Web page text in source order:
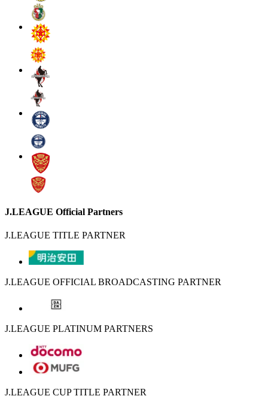
J.LEAGUE Official Partners
J.LEAGUE TITLE PARTNER
J.LEAGUE OFFICIAL BROADCASTING PARTNER
J.LEAGUE PLATINUM PARTNERS
J.LEAGUE CUP TITLE PARTNER